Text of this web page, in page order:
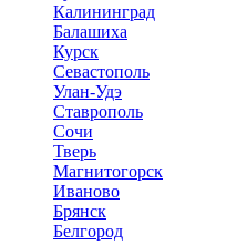
Калининград
Балашиха
Курск
Севастополь
Улан-Удэ
Ставрополь
Сочи
Тверь
Магнитогорск
Иваново
Брянск
Белгород